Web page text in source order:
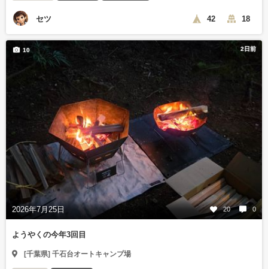
セツ 42 18
2日前
2026年7月25日 20 0
10
ようやくの今年3回目
[千葉県] 千石台オートキャンプ場